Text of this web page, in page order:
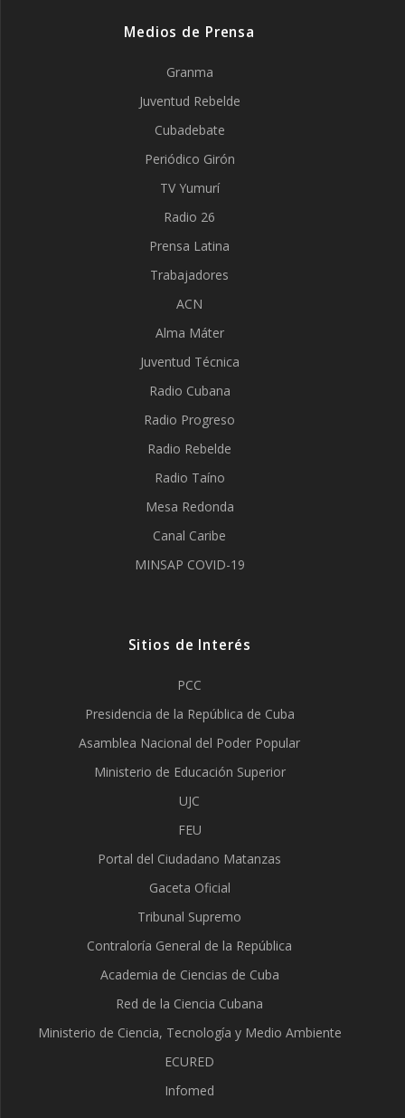
Medios de Prensa
Granma
Juventud Rebelde
Cubadebate
Periódico Girón
TV Yumurí
Radio 26
Prensa Latina
Trabajadores
ACN
Alma Máter
Juventud Técnica
Radio Cubana
Radio Progreso
Radio Rebelde
Radio Taíno
Mesa Redonda
Canal Caribe
MINSAP COVID-19
Sitios de Interés
PCC
Presidencia de la República de Cuba
Asamblea Nacional del Poder Popular
Ministerio de Educación Superior
UJC
FEU
Portal del Ciudadano Matanzas
Gaceta Oficial
Tribunal Supremo
Contraloría General de la República
Academia de Ciencias de Cuba
Red de la Ciencia Cubana
Ministerio de Ciencia, Tecnología y Medio Ambiente
ECURED
Infomed